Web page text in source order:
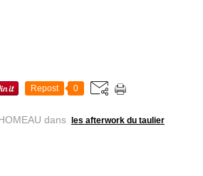
Repost 0
dans
les afterwork du taulier